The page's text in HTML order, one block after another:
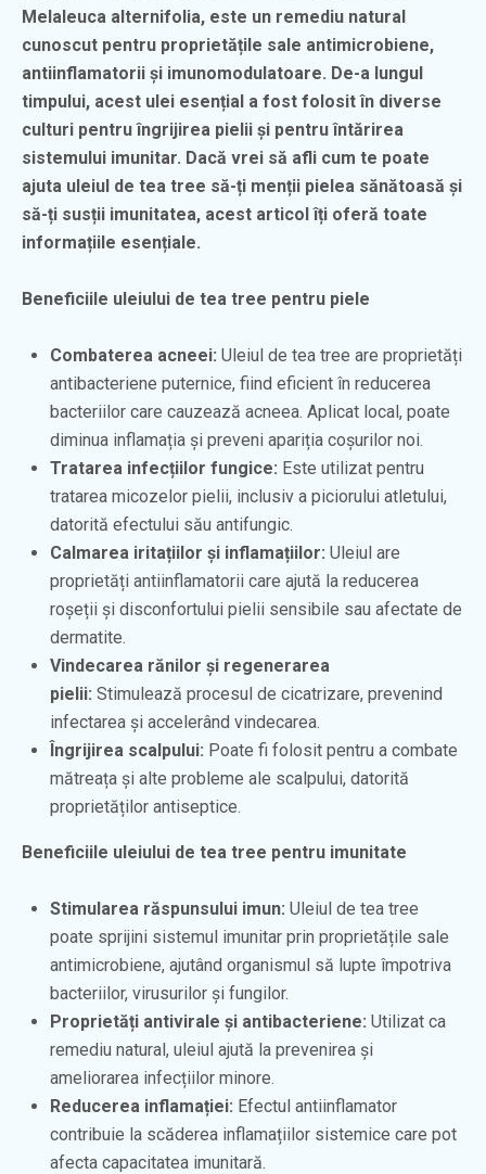
Melaleuca alternifolia, este un remediu natural
cunoscut pentru proprietățile sale antimicrobiene,
antiinflamatorii și imunomodulatoare. De-a lungul
timpului, acest ulei esențial a fost folosit în diverse
culturi pentru îngrijirea pielii și pentru întărirea
sistemului imunitar. Dacă vrei să afli cum te poate
ajuta uleiul de tea tree să-ți menții pielea sănătoasă și
să-ți susții imunitatea, acest articol îți oferă toate
informațiile esențiale.
Beneficiile uleiului de tea tree pentru piele
Combaterea acneei: Uleiul de tea tree are proprietăți
antibacteriene puternice, fiind eficient în reducerea
bacteriilor care cauzează acneea. Aplicat local, poate
diminua inflamația și preveni apariția coșurilor noi.
Tratarea infecțiilor fungice: Este utilizat pentru
tratarea micozelor pielii, inclusiv a piciorului atletului,
datorită efectului său antifungic.
Calmarea iritațiilor și inflamațiilor: Uleiul are
proprietăți antiinflamatorii care ajută la reducerea
roșeții și disconfortului pielii sensibile sau afectate de
dermatite.
Vindecarea rănilor și regenerarea
pielii: Stimulează procesul de cicatrizare, prevenind
infectarea și accelerând vindecarea.
Îngrijirea scalpului: Poate fi folosit pentru a combate
mătreața și alte probleme ale scalpului, datorită
proprietăților antiseptice.
Beneficiile uleiului de tea tree pentru imunitate
Stimularea răspunsului imun: Uleiul de tea tree
poate sprijini sistemul imunitar prin proprietățile sale
antimicrobiene, ajutând organismul să lupte împotriva
bacteriilor, virusurilor și fungilor.
Proprietăți antivirale și antibacteriene: Utilizat ca
remediu natural, uleiul ajută la prevenirea și
ameliorarea infecțiilor minore.
Reducerea inflamației: Efectul antiinflamator
contribuie la scăderea inflamațiilor sistemice care pot
afecta capacitatea imunitară.